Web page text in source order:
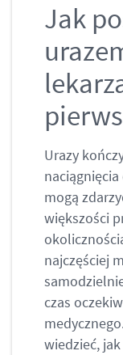
Jak
Urazy
naciągnięcia
mogą
większości
najczęściej
czas
wiedzieć,